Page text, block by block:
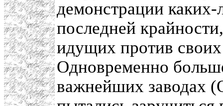
демонстрации
последней
идущих против
Одновременно
важнейших заводах